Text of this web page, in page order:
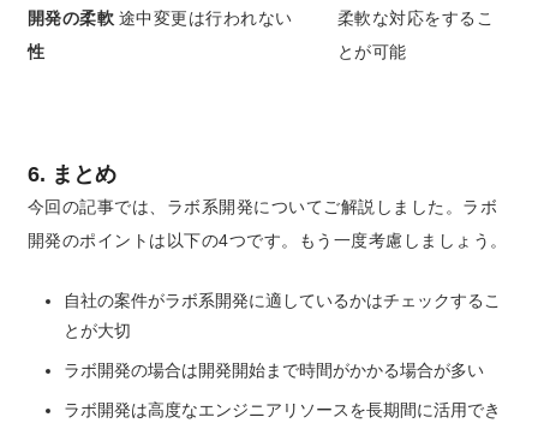
開発の柔軟
性
途中変更は行われない
柔軟な対応をするこ
とが可能
6. まとめ
今回の記事では、ラボ系開発についてご解説しました。ラボ
開発のポイントは以下の4つです。もう一度考慮しましょう。
自社の案件がラボ系開発に適しているかはチェックするこ
とが大切
ラボ開発の場合は開発開始まで時間がかかる場合が多い
ラボ開発は高度なエンジニアリソースを長期間に活用でき